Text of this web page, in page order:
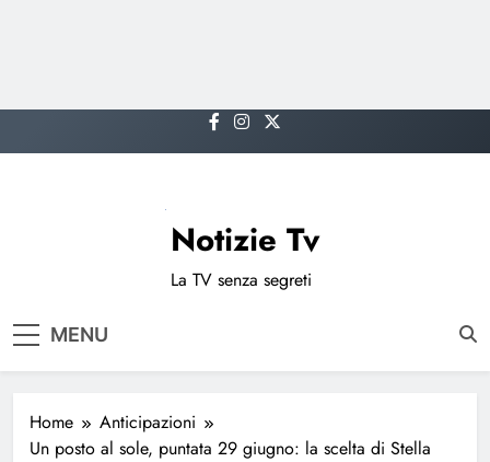
to
Notizie Tv
La TV senza segreti
MENU
Home
Anticipazioni
Un posto al sole, puntata 29 giugno: la scelta di Stella